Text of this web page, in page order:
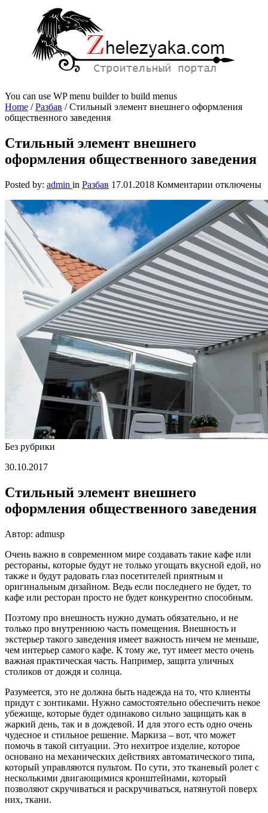
You can use WP menu builder to build menus
Home /Разбав /Стильный элемент внешнего оформления
общественного заведения
Стильный элемент внешнего
оформления общественного заведения
Posted by: admin in Разбав 17.01.2018 Комментарии к
Стильный
элемент
внешнего
оформления
заведения
отключены
Без рубрики
30.10.2017
Стильный элемент внешнего
оформления общественного заведения
Автор: admusp
Очень важно в современном мире создавать такие кафе или
рестораны, которые будут не только угощать вкусной едой, но
также и будут радовать глаз посетителей приятным и
оригинальным дизайном. Ведь если последнего не будет, то
кафе или ресторан просто не будет конкурентно способным.
Поэтому про внешность нужно думать обязательно, и не
только про внутреннюю часть помещения. Внешность и
экстерьер такого заведения имеет важность ничем не меньше,
чем интерьер самого кафе. К тому же, тут имеет место очень
важная практическая часть. Например, защита уличных
столиков от дождя и солнца.
Разумеется, это не должна быть надежда на то, что клиенты
придут с зонтиками. Нужно самостоятельно обеспечить некое
убежище, которые будет одинаково сильно защищать как в
жаркий день, так и в дождевой. И для этого есть одно очень
чудесное и стильное решение. Маркиза – вот, что может
помочь в такой ситуации. Это нехитрое изделие, которое
основано на механических действиях автоматического типа,
который управляются пультом. По сути, это тканевый ролет с
несколькими двигающимися кронштейнами, который
позволяют скручиваться и раскручиваться, натянутой поверх
них, ткани.